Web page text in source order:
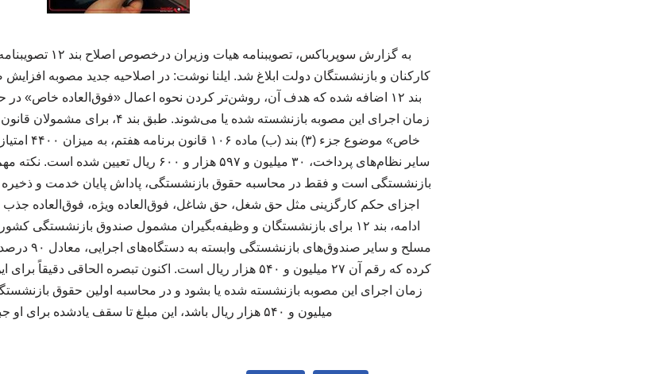
بند ۱۲ اضافه شده که هدف آن، روشن‌تر کردن نحوه اعمال «فوق‌العاده خاص»
زمان اجرای این مصوبه بازنشسته شده یا
خاص» موضوع
سایر نظام‌های پرداخت، ۳۰ میلیون و ۵۹۷ هزار و
بازنشستگی است و فقط در محاسبه حقوق بازنشستگی، پاداش پایان خدمت و ذخیره
اجزای حکم کارگزینی مثل حق شغل، حق شاغل، فوق‌العاده ویژه، فوق‌العاده جذب
ادامه، بند ۱۲ برای بازنشستگان و وظیفه‌بگیران مشمول صندوق بازنشستگی
کرده که رقم آن ۲۷ میلیون و ۵۴۰ هزار ریال است. اکنون تبصره
میلیون و ۵۴۰ هزار ریال باشد، این مبلغ تا سقف یادشده برای او جبران شود. ۲۲۳۲۲۵